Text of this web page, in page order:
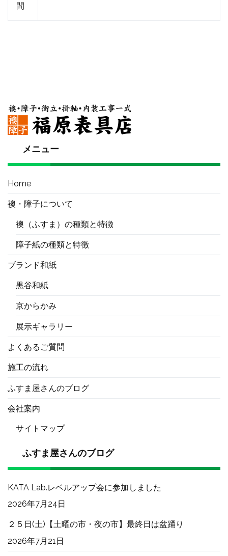
間
メニュー
Home
襖・障子について
襖（ふすま）の種類と特徴
障子紙の種類と特徴
ブランド和紙
黒谷和紙
京からかみ
展示ギャラリー
よくあるご質問
施工の流れ
ふすま屋さんのブログ
会社案内
サイトマップ
ふすま屋さんのブログ
KATA Lab.レベルアップ会に参加しました
2026年7月24日
２５日(土)【土曜の市・夜の市】最終日は盆踊り
2026年7月21日